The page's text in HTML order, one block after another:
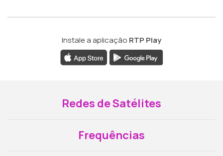
Instale a aplicação RTP Play
Redes de Satélites
Frequências